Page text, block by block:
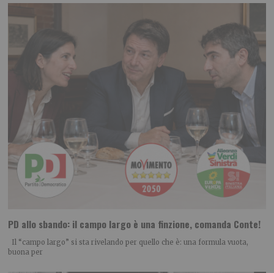
PD allo sbando: il campo largo è una finzione, comanda Conte!
Il “campo largo” si sta rivelando per quello che è: una formula vuota,
buona per